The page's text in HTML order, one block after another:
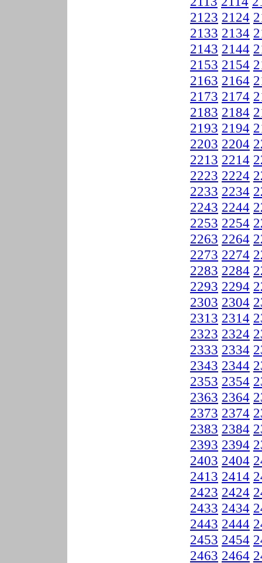
2123 2124
2133 2134
2143 2144
2153 2154
2163 2164
2173 2174
2183 2184
2193 2194
2203 2204
2213 2214
2223 2224
2233 2234
2243 2244
2253 2254
2263 2264
2273 2274
2283 2284
2293 2294
2303 2304
2313 2314
2323 2324
2333 2334
2343 2344
2353 2354
2363 2364
2373 2374
2383 2384
2393 2394
2403 2404
2413 2414
2423 2424
2433 2434
2443 2444
2453 2454
2463 2464